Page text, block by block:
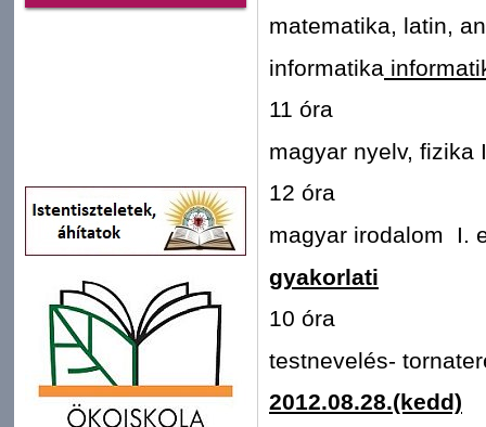
matematika, latin,
informatika
11 óra
magyar nyelv, fizika
12 óra
magyar irodalom I.
gyakorlati
10 óra
testnevelés-
2012.08.28.(kedd)